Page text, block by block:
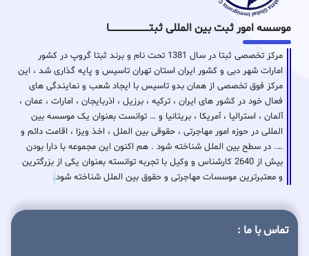
موسسه امور ثبت بین المللی ثبتـــــــــــــــــــــــــــــا
مرکز تخصصی ثبتا در سال 1381 تحت نام و برند ثبتا گروپ در کشور
امارات شهر دبی و کشور ایران استان تهران تاسیس و پایه گذاری شد ، این
مرکز فوق تخصصی از همان بدو تاسیس با ایجاد شعب و نمایندگی های
فعال خود در کشور های ایران ، ترکیه ، برزیل ، اذربایجان ، امارات ، عمان ،
آلمان ، استرالیا ، آمریکا ، بریتانیا و … توانست بعنوان یک موسسه بین
المللی در حوزه امور مهاجرتی ، حقوقی بین الملل ، اخذ ویزا ، اقامت دائم و
…. در سطح بین الملل شناخته شود . هم اکنون این مجموعه با دارا بودن
بیش از 2640 کارشناس و وکیل با تجربه توانسته بعنوان یکی از بزرگترین
و معتبرترین موسسات مهاجرتی و حقوق بین الملل شناخته شود.
تماس با ما :